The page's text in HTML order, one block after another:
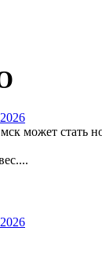
может стать